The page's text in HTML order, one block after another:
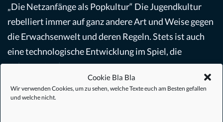
Cookie Bla Bla
Wir verwenden Cookies, um zu sehen, welche Texte euch am Besten gefallen
und welche nicht.
„Die Netzanfänge als Popkultur“ Die Jugendkultur
rebelliert immer auf ganz andere Art und Weise gegen
die Erwachsenwelt und deren Regeln. Stets ist auch
eine technologische Entwicklung im Spiel, die
sich…Weiterlesen »